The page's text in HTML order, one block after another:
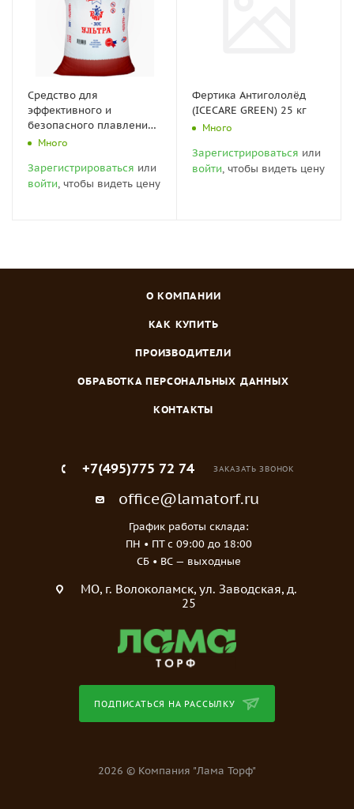
Средство для
эффективного и
безопасного плавления
снега и льда "Ультра"
Много
Зарегистрироваться или
войти, чтобы видеть цену
Фертика Антигололёд
(ICECARE GREEN) 25 кг
Много
Зарегистрироваться или
войти, чтобы видеть цену
О КОМПАНИИ
КАК КУПИТЬ
ПРОИЗВОДИТЕЛИ
ОБРАБОТКА ПЕРСОНАЛЬНЫХ ДАННЫХ
КОНТАКТЫ
+7(495)775 72 74 ЗАКАЗАТЬ ЗВОНОК
office@lamatorf.ru
График работы склада:
ПН • ПТ c 09:00 до 18:00
СБ • ВС — выходные
МO, г. Волоколамск, ул. Заводская, д.
25
ПОДПИСАТЬСЯ НА РАССЫЛКУ
2026 © Компания "Лама Торф"